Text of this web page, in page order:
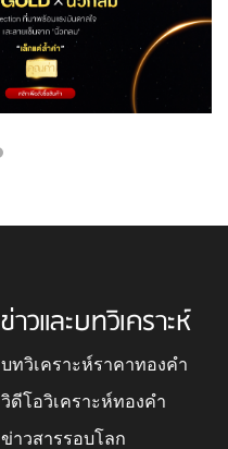
ข่าวและบทวิเคราะห์
บทวิเคราะห์ราคาทองคำ
วิดีโอวิเคราะห์ทองคำ
ข่าวสารรอบโลก